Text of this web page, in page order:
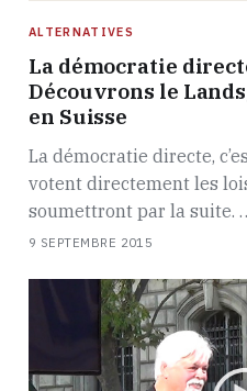
ALTERNATIVES
La démocratie
Découvrons le
en Suisse
La démocratie directe,
votent directement les
soumettront par la suite.
9 SEPTEMBRE 2015